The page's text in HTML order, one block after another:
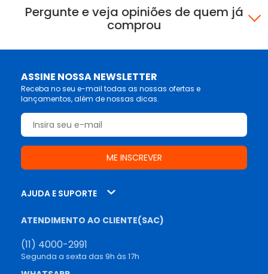
Pergunte e veja opiniões de quem já
comprou
ASSINE NOSSA NEWSLETTER
Receba no seu e-mail todas as nossas ofertas e
lançamentos, além de nossas dicas.
AJUDA E SUPORTE
ATENDIMENTO AO CLIENTE(SAC)
(11) 4000-2991
Segunda a sexta das 9h às 17h